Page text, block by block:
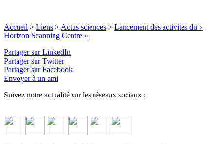
Accueil > Liens > Actus sciences > Lancement des activites du «
Horizon Scanning Centre »
Partager sur LinkedIn
Partager sur Twitter
Partager sur Facebook
Envoyer à un ami
Suivez notre actualité sur les réseaux sociaux :